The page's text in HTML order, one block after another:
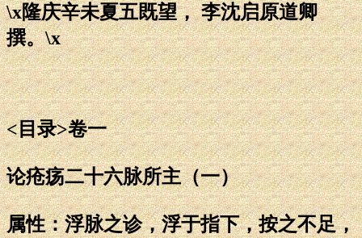
\x隆庆辛未夏五既望， 李沈启原道卿
撰。\x
<目录>卷一
论疮疡二十六脉所主（一）
属性：浮脉之诊，浮于指下，按之不足，